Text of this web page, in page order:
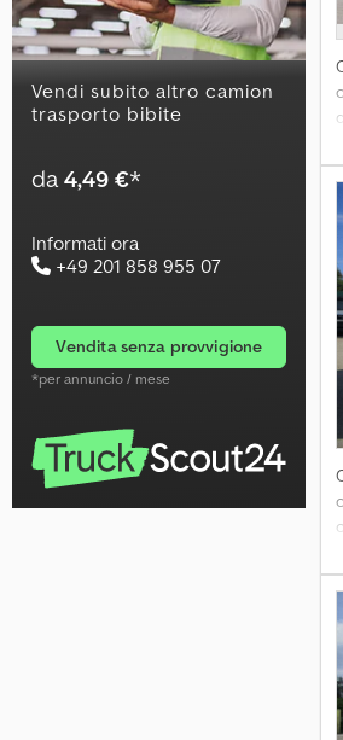
Vendi subito altro camion
trasporto bibite
da4,49 €*
Informati ora
+49 201 858 955 07
vendita senza provvigione
*per annuncio / mese